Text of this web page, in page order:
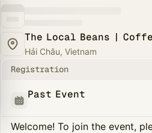
Hải Châu, Vietnam
Registration
Past Event
Welcome! To join the event,